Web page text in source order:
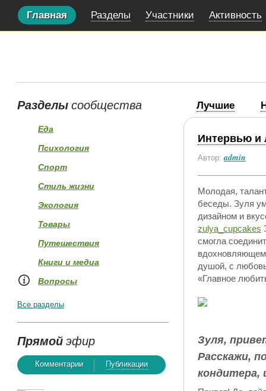
Главная Разделы Участники Активность
Лучшие
Интервью и
Автор: admin
Молодая,
беседы. Зуля
дизайном и
zulya_cupcakes
смогла
вдохновляющем
душой, с
«Главное
Зуля,
Расскажи,
кондитера,
Разделысообщества
Еда
Психология
Спорт
Стиль жизни
Экология
Товары
Путешествия
Книги и медиа
Вопросы
Все разделы
Прямойэфир
Комментарии Публикации